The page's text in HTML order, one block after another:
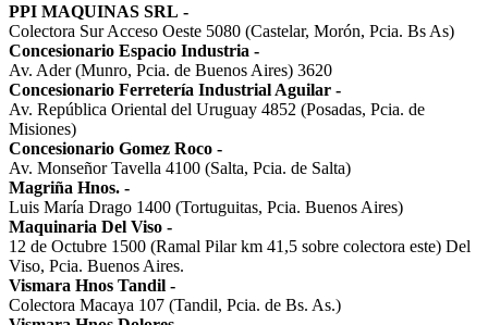
PPI MAQUINAS SRL -
Colectora Sur Acceso Oeste 5080 (Castelar, Morón, Pcia. Bs As)
Concesionario Espacio Industria -
Av. Ader (Munro, Pcia. de Buenos Aires) 3620
Concesionario Ferretería Industrial Aguilar -
Av. República Oriental del Uruguay 4852 (Posadas, Pcia. de
Misiones)
Concesionario Gomez Roco -
Av. Monseñor Tavella 4100 (Salta, Pcia. de Salta)
Magriña Hnos. -
Luis María Drago 1400 (Tortuguitas, Pcia. Buenos Aires)
Maquinaria Del Viso -
12 de Octubre 1500 (Ramal Pilar km 41,5 sobre colectora este) Del
Viso, Pcia. Buenos Aires.
Vismara Hnos Tandil -
Colectora Macaya 107 (Tandil, Pcia. de Bs. As.)